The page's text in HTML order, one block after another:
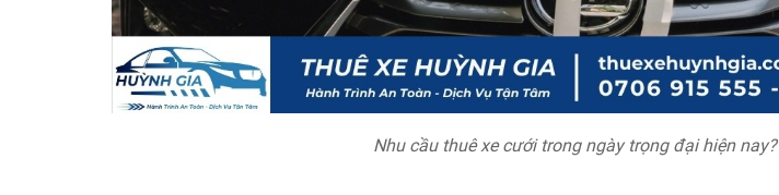
Nhu cầu thuê xe cưới trong ngày trọng đại hiện nay?